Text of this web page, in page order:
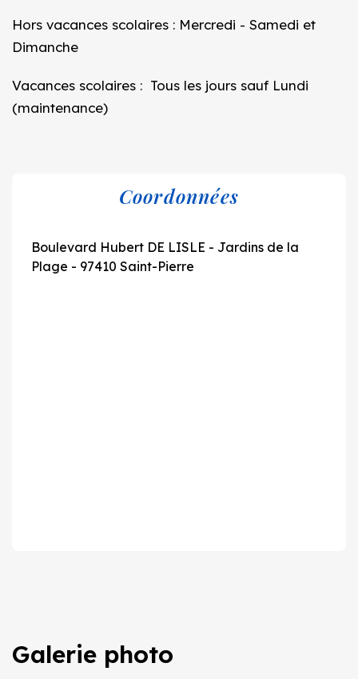
Hors vacances scolaires : Mercredi - Samedi et
Dimanche
Vacances scolaires : Tous les jours sauf Lundi
(maintenance)
Coordonnées
Boulevard Hubert DE LISLE - Jardins de la
Plage - 97410 Saint-Pierre
Galerie photo